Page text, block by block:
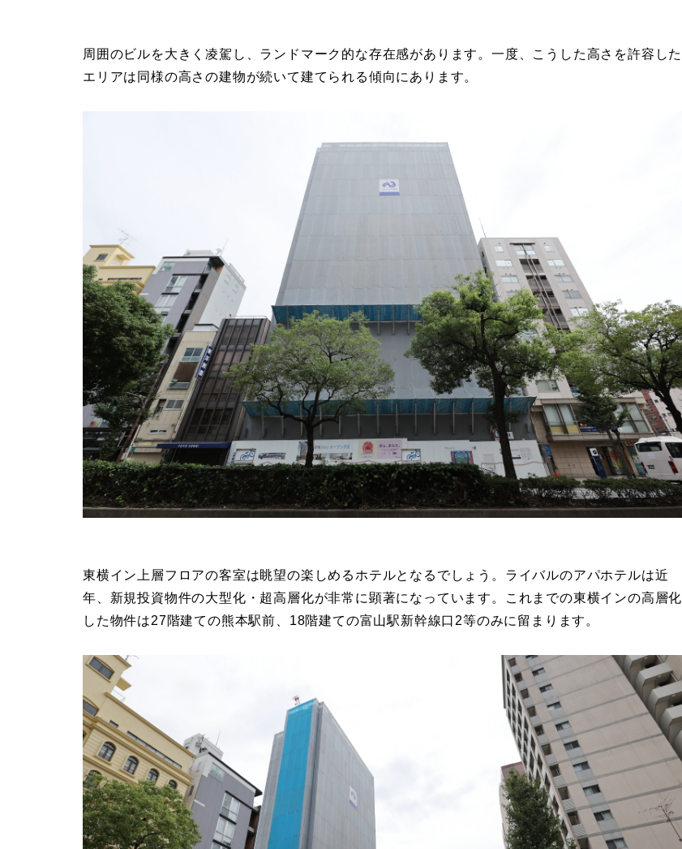
周囲のビルを大きく凌駕し、ランドマーク的な存在感があります。一度、こうした高さを許容した
エリアは同様の高さの建物が続いて建てられる傾向にあります。
東横イン上層フロアの客室は眺望の楽しめるホテルとなるでしょう。ライバルのアパホテルは近
年、新規投資物件の大型化・超高層化が非常に顕著になっています。これまでの東横インの高層化
した物件は27階建ての熊本駅前、18階建ての富山駅新幹線口2等のみに留まります。